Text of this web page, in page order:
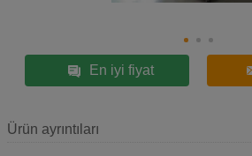
En iyi fiyat
Ürün ayrıntıları